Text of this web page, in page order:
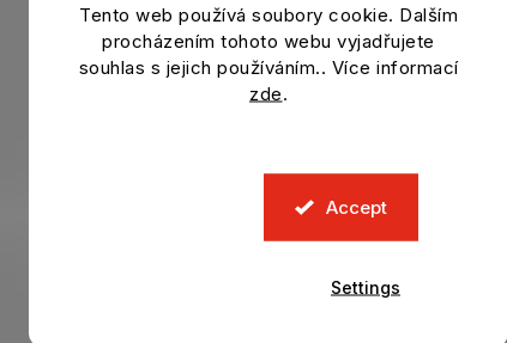
Tento web používá soubory cookie. Dalším
procházením tohoto webu vyjadřujete
souhlas s jejich používáním.. Více informací
zde.
Accept
Settings